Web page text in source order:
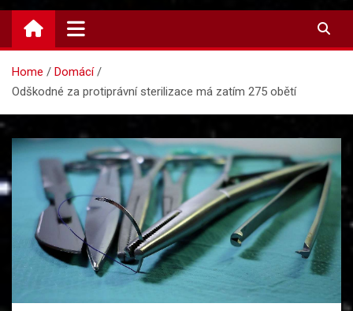
Home
Domácí
Odškodné za protiprávní sterilizace má zatím 275 obětí